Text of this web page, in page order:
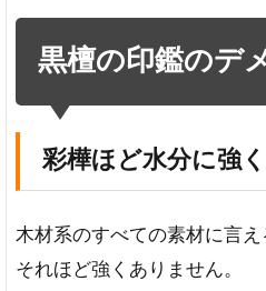
黒檀の印鑑のデ
彩樺ほど水分に強
木材系のすべての素材に言
それほど強くありません。